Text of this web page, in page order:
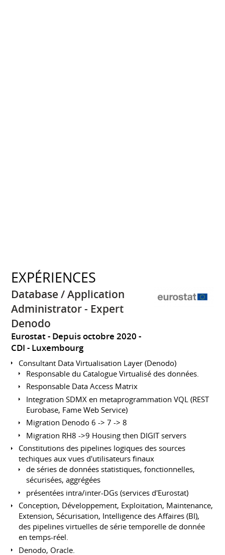
EXPÉRIENCES
Database / Application
Administrator - Expert
Denodo
Eurostat
Depuis octobre 2020
CDI
Luxembourg
Consultant Data Virtualisation Layer (Denodo)
Responsable du Catalogue Virtualisé des données.
Responsable Data Access Matrix
Integration SDMX en metaprogrammation VQL (REST
Eurobase, Fame Web Service)
Migration Denodo 6 -> 7 -> 8
Migration RH8 ->9 Housing then DIGIT servers
Constitutions des pipelines logiques des sources
techiques aux vues d'utilisateurs finaux
de séries de données statistiques, fonctionnelles,
sécurisées, aggrégées
présentées intra/inter-DGs (services d'Eurostat)
Conception, Développement, Exploitation, Maintenance,
Extension, Sécurisation, Intelligence des Affaires (BI),
des pipelines virtuelles de série temporelle de donnée
en temps-réel.
Denodo, Oracle.